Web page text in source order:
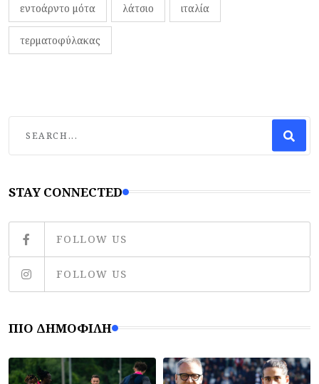
εντοάρντο μότα λάτσιο ιταλία
τερματοφύλακας
STAY CONNECTED
FOLLOW US
FOLLOW US
ΠΙΟ ΔΗΜΟΦΙΛΉ